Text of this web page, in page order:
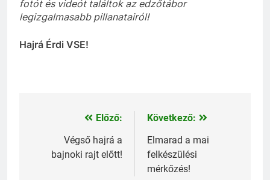
fotót és videót találtok az edzőtábor
legizgalmasabb pillanatairól!
Hajrá Érdi VSE!
Bejegyzés
navigáció
Előző:
Végső hajrá a
bajnoki rajt előtt!
Következő:
Elmarad a mai
felkészülési
mérkőzés!